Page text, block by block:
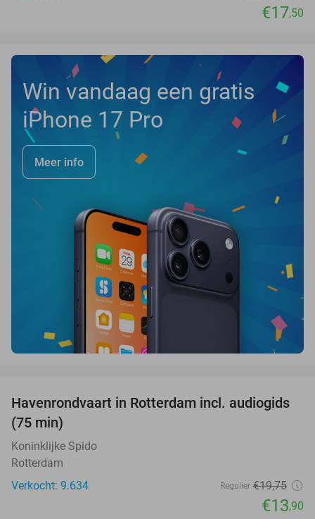
€17,50
Win vandaag een gratis
iPhone 17 Pro
Meer info
30%
Havenrondvaart in Rotterdam incl. audiogids
(75 min)
Koninklijke Spido
Rotterdam
Verkocht: 9.634
Regulier €19,75
€13,90